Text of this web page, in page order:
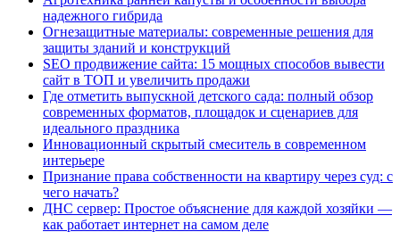
надежного гибрида
Огнезащитные материалы: современные решения для
защиты зданий и конструкций
SEO продвижение сайта: 15 мощных способов вывести
сайт в ТОП и увеличить продажи
Где отметить выпускной детского сада: полный обзор
современных форматов, площадок и сценариев для
идеального праздника
Инновационный скрытый смеситель в современном
интерьере
Признание права собственности на квартиру через суд: с
чего начать?
ДНС сервер: Простое объяснение для каждой хозяйки —
как работает интернет на самом деле